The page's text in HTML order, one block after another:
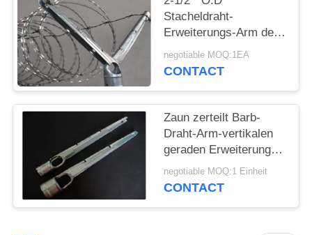
Stacheldraht-
Erweiterungs-Arm des
Posten-1-5/8“ für
Kettenglied-Zaun-
negotiable MOQ:1EA
CONTACT
Zaun zerteilt Barb-
Draht-Arm-vertikalen
geraden Erweiterungs-
Draht-Arm für
Kettenglied-Zaun
negotiable MOQ:1 Einheit
CONTACT